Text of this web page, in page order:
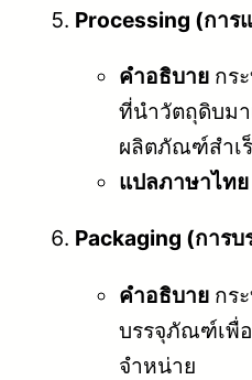
Processing (การ
คำอธิบาย กร
ที่นำวัตถุดิบมา
ผลิตภัณฑ์สำเ
แปลภาษาไทย
Packaging (การบ
คำอธิบาย กร
บรรจุภัณฑ์เพื่
จำหน่าย